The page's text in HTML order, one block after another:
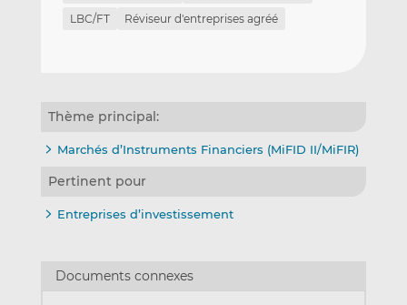
LBC/FT
Réviseur d'entreprises agréé
Thème principal:
Marchés d’Instruments Financiers (MiFID II/MiFIR)
Pertinent pour
Entreprises d’investissement
Documents connexes